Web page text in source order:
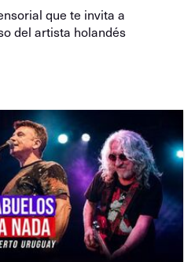
que te invita a
del artista holandés